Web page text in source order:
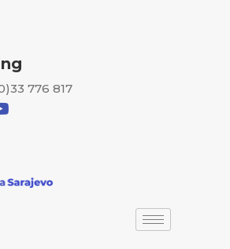
776 817